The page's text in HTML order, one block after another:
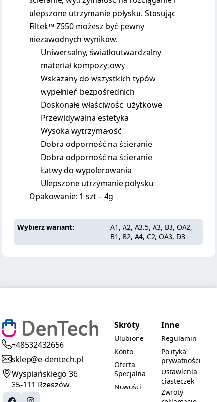
ulepszone utrzymanie połysku. Stosując
Filtek™ Z550 możesz być pewny
niezawodnych wyników.
Uniwersalny, światłoutwardzalny
materiał kompozytowy
Wskazany do wszystkich typów
wypełnień bezpośrednich
Doskonałe właściwości użytkowe
Przewidywalna estetyka
Wysoka wytrzymałość
Dobra odporność na ścieranie
Dobra odporność na ścieranie
Łatwy do wypolerowania
Ulepszone utrzymanie połysku
Opakowanie: 1 szt – 4g
Wybierz wariant
A1, A2, A3.5, A3, B3, OA2,
B1, B2, A4, C2, OA3, D3
+48532432656
sklep@e-dentech.pl
Wyspiańskiego 36
35-111 Rzeszów
Skróty
Ulubione
Konto
Oferta
Specjalna
Nowości
Inne
Regulamin
Polityka
prywatności
Ustawienia
ciasteczek
Zwroty i